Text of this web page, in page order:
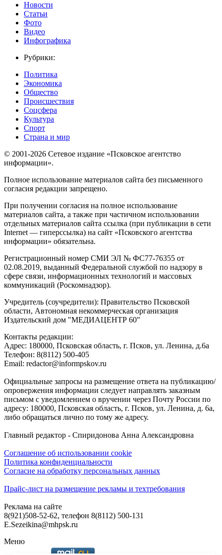
Новости
Статьи
Фото
Видео
Инфографика
Рубрики:
Политика
Экономика
Общество
Происшествия
Соцсфера
Культура
Спорт
Страна и мир
© 2001-2026 Сетевое издание «Псковское агентство
информации».
Полное использование материалов сайта без письменного
согласия редакции запрещено.
При получении согласия на полное использование
материалов сайта, а также при частичном использовании
отдельных материалов сайта ссылка (при публикации в сети
Internet — гиперссылка) на сайт «Псковского агентства
информации» обязательна.
Регистрационный номер СМИ ЭЛ № ФС77-76355 от
02.08.2019, выданный Федеральной службой по надзору в
сфере связи, информационных технологий и массовых
коммуникаций (Роскомнадзор).
Учредитель (соучредители): Правительство Псковской
области, Автономная некоммерческая организация
Издательский дом "МЕДИАЦЕНТР 60"
Контакты редакции:
Адреc: 180000, Псковская область, г. Псков, ул. Ленина, д.6а
Телефон: 8(8112) 500-405
Email: redactor@informpskov.ru
Официальные запросы на размещение ответа на публикацию/
опровержения информации следует направлять заказным
письмом с уведомлением о вручении через Почту России по
адресу: 180000, Псковская область, г. Псков, ул. Ленина, д. 6а,
либо обращаться лично по тому же адресу.
Главный редактор - Спиридонова Анна Александровна
Соглашение об использовании cookie
Политика конфиденциальности
Согласие на обработку персональных данных
Прайс-лист на размещение рекламы и техтребования
Реклама на сайте
8(921)508-52-62, телефон 8(8112) 500-131
E.Sezeikina@mhpsk.ru
Меню